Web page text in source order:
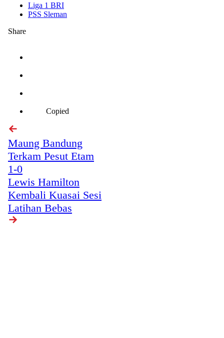
Liga 1 BRI
PSS Sleman
Share
Copied
Maung Bandung
Terkam Pesut Etam
1-0
Lewis Hamilton
Kembali Kuasai Sesi
Latihan Bebas